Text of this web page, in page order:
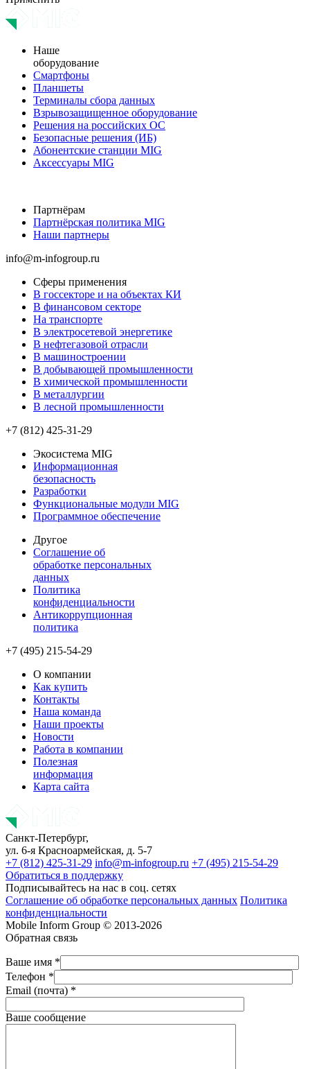
Наше
оборудование
Смартфоны
Планшеты
Терминалы сбора данных
Взрывозащищенное оборудование
Решения на российских ОС
Безопасные решения (ИБ)
Абонентские станции MIG
Аксессуары MIG
Партнёрам
Партнёрская политика MIG
Наши партнеры
info@m-infogroup.ru
Сферы применения
В госсекторе и на объектах КИ
В финансовом секторе
На транспорте
В электросетевой энергетике
В нефтегазовой отрасли
В машиностроении
В добывающей промышленности
В химической промышленности
В металлургии
В лесной промышленности
+7 (812) 425-31-29
Экосистема MIG
Информационная
безопасность
Разработки
Функциональные модули MIG
Программное обеспечение
Другое
Соглашение об
обработке персональных
данных
Политика
конфиденциальности
Антикоррупционная
политика
+7 (495) 215-54-29
О компании
Как купить
Контакты
Наша команда
Наши проекты
Новости
Работа в компании
Полезная
информация
Карта сайта
Санкт-Петербург,
ул. 6-я Красноармейская, д. 5-7
+7 (812) 425-31-29 info@m-infogroup.ru +7 (495) 215-54-29
Обратиться в поддержку
Подписывайтесь на нас в соц. сетях
Соглашение об обработке персональных данных Политика
конфиденциальности
Mobile Inform Group © 2013-2026
Обратная связь
Ваше имя *
Телефон *
Email (почта) *
Ваше сообщение